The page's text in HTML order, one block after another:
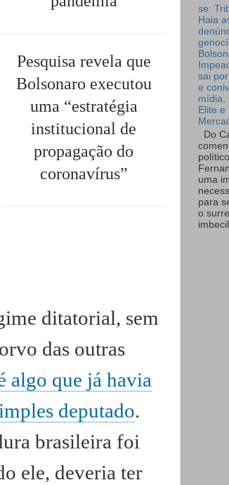
Pesquisa revela que
Bolsonaro executou
uma “estratégia
institucional de
propagação do
coronavírus”
ditatorial, sem
das outras
algo que já havia
deputado.
brasileira foi
ele, deveria ter
se:
Haia
sai
e
mídia,
Elite e
Do
uma
para
o